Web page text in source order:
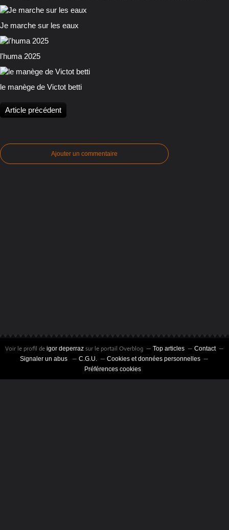
Je marche sur les eaux
l'huma 2025
le manège de Victot betti
Article précédent
Ajouter un commentaire
Voir le profil de igor deperraz sur le portail Overblog Top articles
Contact
Signaler un abus
C.G.U.
Cookies et données personnelles
Préférences cookies